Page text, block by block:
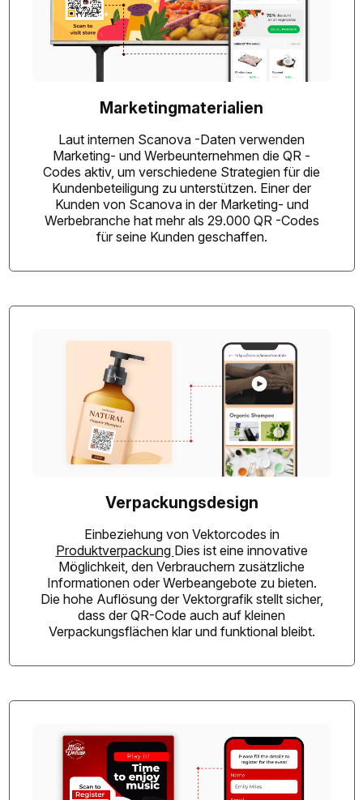
Marketingmaterialien
Laut internen Scanova -Daten verwenden
Marketing- und Werbeunternehmen die QR -
Codes aktiv, um verschiedene Strategien für die
Kundenbeteiligung zu unterstützen. Einer der
Kunden von Scanova in der Marketing- und
Werbebranche hat mehr als 29.000 QR -Codes
für seine Kunden geschaffen.
Verpackungsdesign
Einbeziehung von Vektorcodes in
Produktverpackung Dies ist eine innovative
Möglichkeit, den Verbrauchern zusätzliche
Informationen oder Werbeangebote zu bieten.
Die hohe Auflösung der Vektorgrafik stellt sicher,
dass der QR-Code auch auf kleinen
Verpackungsflächen klar und funktional bleibt.